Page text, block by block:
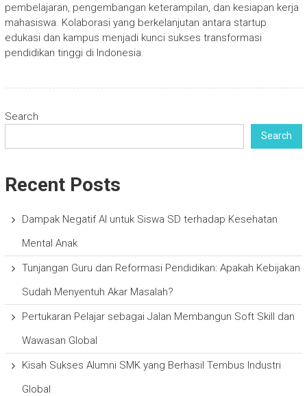
pembelajaran, pengembangan keterampilan, dan kesiapan kerja
mahasiswa. Kolaborasi yang berkelanjutan antara startup
edukasi dan kampus menjadi kunci sukses transformasi
pendidikan tinggi di Indonesia.
Search
Search
Recent Posts
Dampak Negatif AI untuk Siswa SD terhadap Kesehatan
Mental Anak
Tunjangan Guru dan Reformasi Pendidikan: Apakah Kebijakan
Sudah Menyentuh Akar Masalah?
Pertukaran Pelajar sebagai Jalan Membangun Soft Skill dan
Wawasan Global
Kisah Sukses Alumni SMK yang Berhasil Tembus Industri
Global